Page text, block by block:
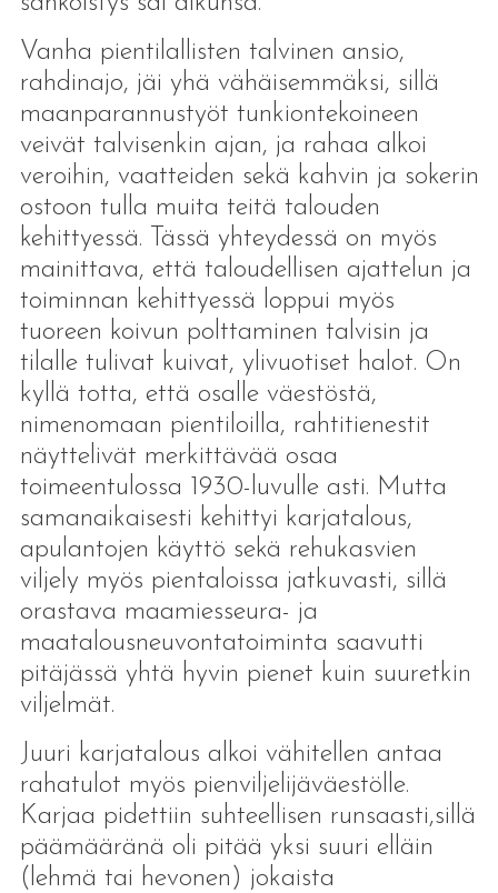
Vanha pientilallisten talvinen ansio,
rahdinajo, jäi yhä vähäisemmäksi, sillä
maanparannustyöt tunkiontekoineen
veivät talvisenkin ajan, ja rahaa alkoi
veroihin, vaatteiden sekä kahvin ja sokerin
ostoon tulla muita teitä talouden
kehittyessä. Tässä yhteydessä on myös
mainittava, että taloudellisen ajattelun ja
toiminnan kehittyessä loppui myös
tuoreen koivun polttaminen talvisin ja
tilalle tulivat kuivat, ylivuotiset halot. On
kyllä totta, että osalle väestöstä,
nimenomaan pientiloilla, rahtitienestit
näyttelivät merkittävää osaa
toimeentulossa 1930-luvulle asti. Mutta
samanaikaisesti kehittyi karjatalous,
apulantojen käyttö sekä rehukasvien
viljely myös pientaloissa jatkuvasti, sillä
orastava maamiesseura- ja
maatalousneuvontatoiminta saavutti
pitäjässä yhtä hyvin pienet kuin suuretkin
viljelmät.
Juuri karjatalous alkoi vähitellen antaa
rahatulot myös pienviljelijäväestölle.
Karjaa pidettiin suhteellisen runsaasti,sillä
päämääränä oli pitää yksi suuri elläin
(lehmä tai hevonen) jokaista